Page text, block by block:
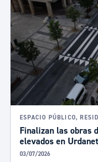
ESPACIO PÚBLICO,
Finalizan las obras
elevados en
03/07/2026